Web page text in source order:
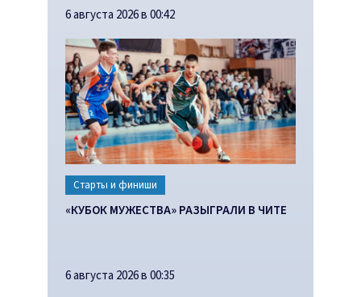
6 августа 2026 в 00:42
Старты и финиши
«КУБОК МУЖЕСТВА» РАЗЫГРАЛИ В ЧИТЕ
6 августа 2026 в 00:35